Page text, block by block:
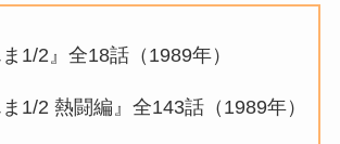
ま1/2』全18話（1989年）
ま1/2 熱闘編』全143話（1989年）